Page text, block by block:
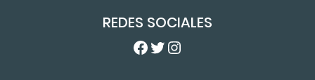
REDES SOCIALES
Facebook
Twitter
Instagram